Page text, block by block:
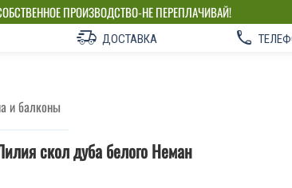
ПРОИЗВОДСТВО-НЕ ПЕРЕПЛАЧИВАЙ!
ДОСТАВКА
и балконы
скол дуба белого Неман